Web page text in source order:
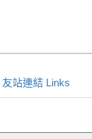
友站連結 Links